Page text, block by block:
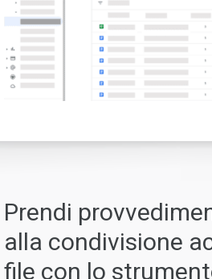
Prendi
alla condivisione
file con lo